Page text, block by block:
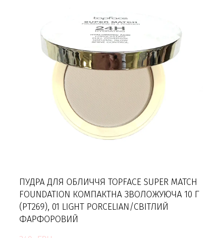
ПУДРА ДЛЯ ОБЛИЧЧЯ TOPFACE SUPER MATCH
FOUNDATION КОМПАКТНА ЗВОЛОЖУЮЧА 10 Г
(PT269), 01 LIGHT PORCELIAN/СВІТЛИЙ
ФАРФОРОВИЙ